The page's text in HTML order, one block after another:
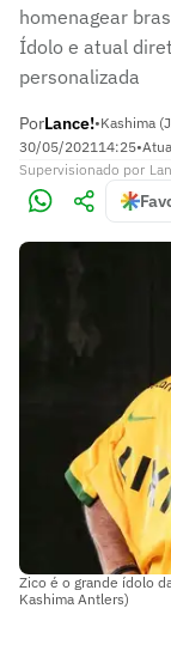
homenagear
Ídolo e atual
personalizada
PorLance!•Kashima
30/05/202114:25•
Supervisionado por
Zico é o grande ídolo
Kashima Antlers)